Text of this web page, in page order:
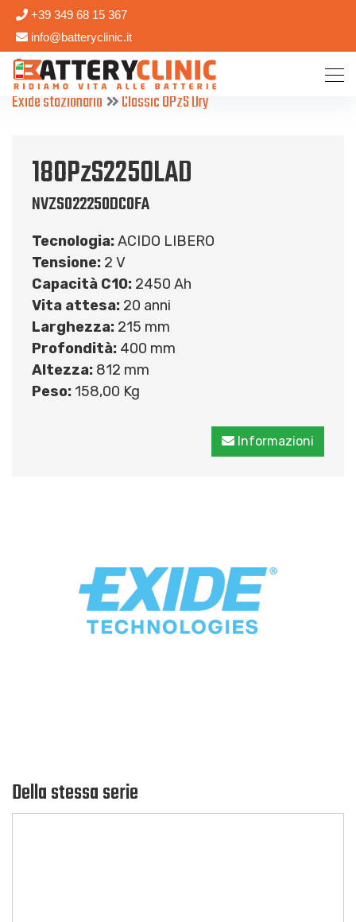
+39 349 68 15 367
info@batteryclinic.it
Exide stazionario Classic OPzS Dry
18OPzS2250LAD
NVZS022250DC0FA
Tecnologia:ACIDO LIBERO
Tensione: 2 V
Capacità C10: 2450 Ah
Vita attesa: 20 anni
Larghezza: 215 mm
Profondità: 400 mm
Altezza: 812 mm
Peso: 158,00 Kg
Informazioni
Della stessa serie